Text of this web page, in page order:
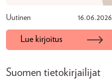
Uutinen 16.06.2026
Lue kirjoitus
Suomen tietokirjailijat